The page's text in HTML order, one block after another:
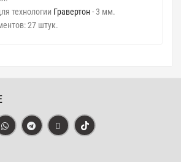
технологии Гравертон - 3 мм.
27 штук.